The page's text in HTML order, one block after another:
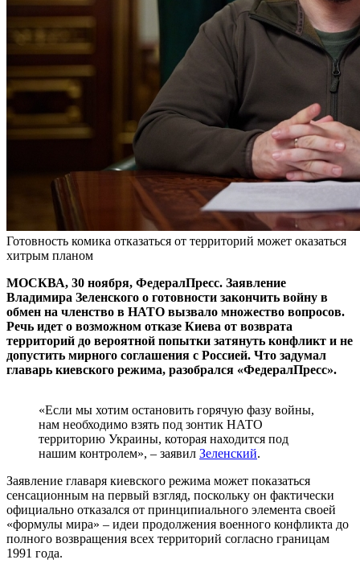
Готовность комика отказаться от территорий может оказаться
хитрым планом
МОСКВА, 30 ноября, ФедералПресс. Заявление
Владимира Зеленского о готовности закончить войну в
обмен на членство в НАТО вызвало множество вопросов.
Речь идет о возможном отказе Киева от возврата
территорий до вероятной попытки затянуть конфликт и не
допустить мирного соглашения с Россией. Что задумал
главарь киевского режима, разобрался «ФедералПресс».
«Если мы хотим остановить горячую фазу войны,
нам необходимо взять под зонтик НАТО
территорию Украины, которая находится под
нашим контролем», – заявил Зеленский.
Заявление главаря киевского режима может показаться
сенсационным на первый взгляд, поскольку он фактически
официально отказался от принципиального элемента своей
«формулы мира» – идеи продолжения военного конфликта до
полного возвращения всех территорий согласно границам
1991 года.